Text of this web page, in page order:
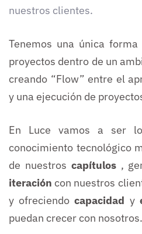
nuestros clientes.
Tenemos una única
proyectos dentro de un
creando “Flow” entre el
y una ejecución de
En Luce vamos a ser
conocimiento tecnológico
de nuestros capítulos ,
iteracióncon nuestros
y ofreciendocapacidad y
puedan crecer con nosotros.